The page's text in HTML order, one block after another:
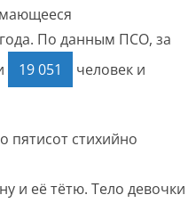
. По данным ПСО, за
19 051
человек и
пятисот стихийно
и её тётю. Тело девочки